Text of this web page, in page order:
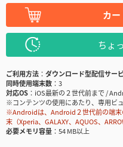
カ
ちょ
ご利用方法
ダウンロード型配信サー
同時使用端末数
3
対応OS
iOS最新の２世代前まで /
※コンテンツの使用にあたり、専用ビ
※Androidは、Android２世代前の端末
末（Xperia、GALAXY、AQUOS、
必要メモリ容量
54 MB以上